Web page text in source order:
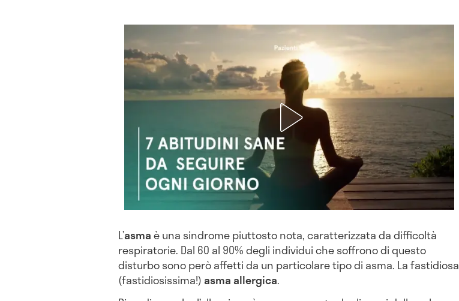
L’asmaè una sindrome piuttosto nota, caratterizzata da difficoltà
respiratorie. Dal 60 al 90% degli individui che soffrono di questo
disturbo sono però affetti da un particolare tipo di asma. La fastidiosa
(fastidiosissima!)asma allergica.